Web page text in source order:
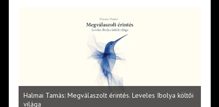
Halmai Tamás: Megválaszolt érintés. Leveles Ibolya költői
világa